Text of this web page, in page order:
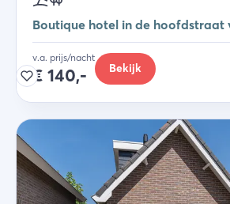
Boutique hotel in de hoofdstraat
v.a. prijs/nacht
€ 140,- Bekijk